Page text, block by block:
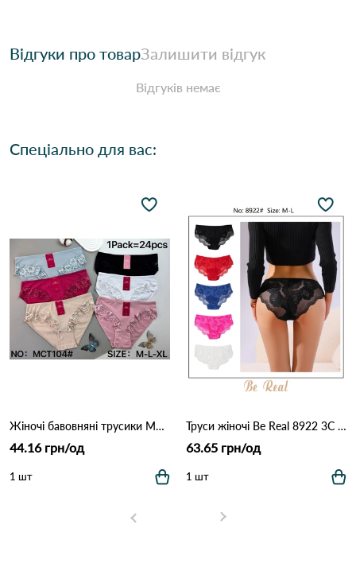
Відгуки про товарЗалишити відгук
Відгуків немає
Спеціально для вас:
Жіночі бавовняні трусики MCT104 (M–XL) 12B Різні кольори
44.16 грн/од
1 шт
Труси жіночі Be Real 8922 3C Різні кольори
63.65 грн/од
1 шт